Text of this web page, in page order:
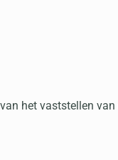
het vaststellen